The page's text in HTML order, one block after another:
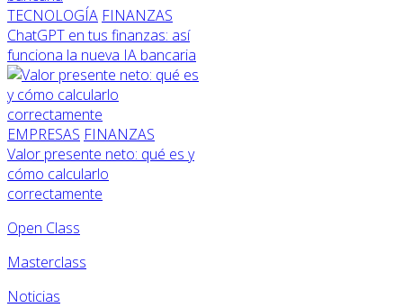
TECNOLOGÍA FINANZAS
ChatGPT en tus finanzas: así
funciona la nueva IA bancaria
EMPRESAS FINANZAS
Valor presente neto: qué es y
cómo calcularlo
correctamente
Open Class
Masterclass
Noticias